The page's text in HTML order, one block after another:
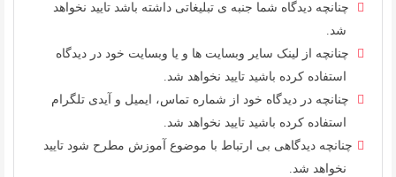
چنانچه دیدگاه شما جنبه ی تبلیغاتی داشته باشد تایید نخواهد
شد.
چنانچه از لینک سایر وبسایت ها و یا وبسایت خود در دیدگاه
استفاده کرده باشید تایید نخواهد شد.
چنانچه در دیدگاه خود از شماره تماس، ایمیل و آیدی تلگرام
استفاده کرده باشید تایید نخواهد شد.
چنانچه دیدگاهی بی ارتباط با موضوع آموزش مطرح شود تایید
نخواهد شد.